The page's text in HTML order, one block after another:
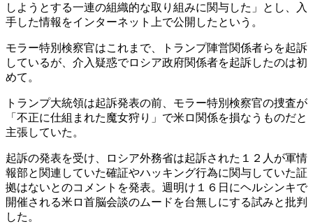
しようとする一連の組織的な取り組みに関与した」とし、入
手した情報をインターネット上で公開したという。
モラー特別検察官はこれまで、トランプ陣営関係者らを起訴
しているが、介入疑惑でロシア政府関係者を起訴したのは初
めて。
トランプ大統領は起訴発表の前、モラー特別検察官の捜査が
「不正に仕組まれた魔女狩り」で米ロ関係を損なうものだと
主張していた。
起訴の発表を受け、ロシア外務省は起訴された１２人が軍情
報部と関連していた確証やハッキング行為に関与していた証
拠はないとのコメントを発表。週明け１６日にヘルシンキで
開催される米ロ首脳会談のムードを台無しにする試みと批判
した。